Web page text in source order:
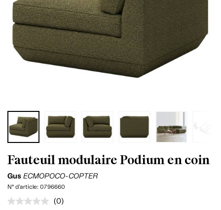
Fauteuil modulaire Podium en coin
Gus ECMOPOCO-COPTER
N° d'article: 0796660
Aucune
(0)